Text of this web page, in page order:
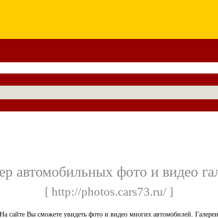
автомобильных фото и видео
[ http://photos.cars73.ru/ ]
На сайте Вы сможете увидеть фото и видео многих автомобилей. Галереи